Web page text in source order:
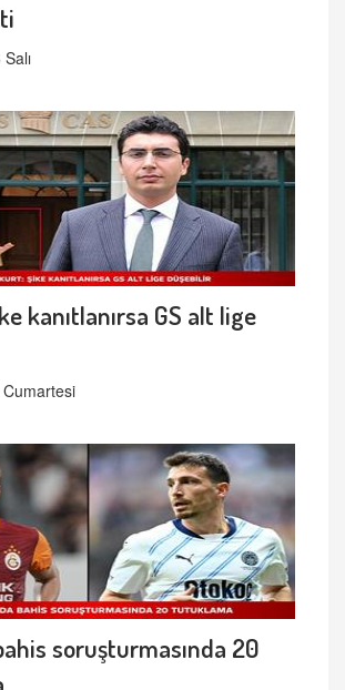
kanıtlanırsa GS alt lige
Cumartesi
soruşturmasında 20